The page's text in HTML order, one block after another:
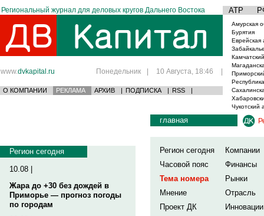
Региональный журнал для деловых кругов Дальнего Востока АТР
www.dvkapital.ru Понедельник | 10 Августа, 18:46 |
О КОМПАНИИ РЕКЛАМА АРХИВ | ПОДПИСКА | RSS |
Амурская
Бурятия
Еврейская
Чукотский
Регион сегодня
10.08 |
Жара до +30 без дождей в
Приморье — прогноз погоды
по городам
главная
Регион сегодня
Компании
Часовой пояс
Финансы
Тема номера
Рынки
Мнение
Отрасль
Проект ДК
Инновации